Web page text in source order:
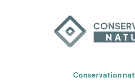
Conservation